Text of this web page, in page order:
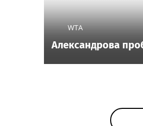
WTA
Александрова